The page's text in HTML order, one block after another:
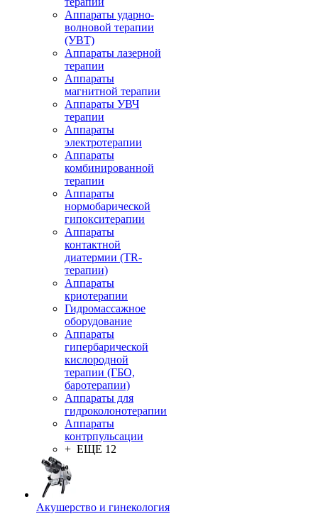
Аппараты ударно-
волновой терапии
(УВТ)
Аппараты лазерной
терапии
Аппараты
магнитной терапии
Аппараты УВЧ
терапии
Аппараты
электротерапии
Аппараты
комбинированной
терапии
Аппараты
нормобарической
гипокситерапии
Аппараты
контактной
диатермии (TR-
терапии)
Аппараты
криотерапии
Гидромассажное
оборудование
Аппараты
гипербарической
кислородной
терапии (ГБО,
баротерапии)
Аппараты для
гидроколонотерапии
Аппараты
контрпульсации
+ ЕЩЕ 12
Акушерство и гинекология